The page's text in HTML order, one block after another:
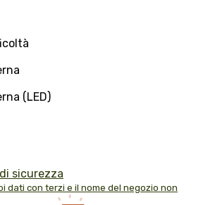
(LED)
sicurezza
dati con terzi e il nome del negozio non